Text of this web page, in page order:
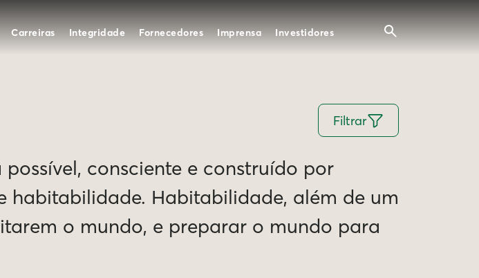
Carreiras Integridade Fornecedores Imprensa Investidores
Filtrar
consciente e construído por
habitabilidade. Habitabilidade, além de um
o mundo, e preparar o mundo para